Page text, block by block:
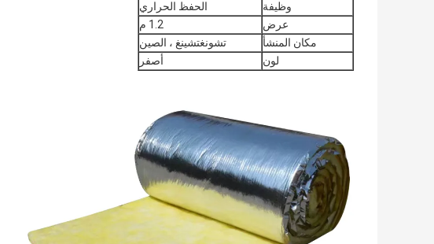
وظيفة
الحفظ الحراري
عرض
1.2 م
مكان المنشأ
تشونغتشينغ ، الصين
لون
أصفر